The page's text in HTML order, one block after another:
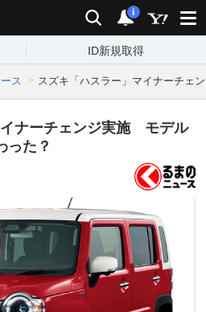
検索 通知
i
ID新規取得
ス スズキ「ハスラー」マイナーチェ
ナーチェンジ実施 モデル
った？